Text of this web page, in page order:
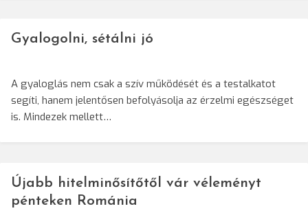
Gyalogolni, sétálni jó
A gyaloglás nem csak a szív működését és a testalkatot
segíti, hanem jelentősen befolyásolja az érzelmi egészséget
is. Mindezek mellett…
Újabb hitelminősítőtől vár véleményt
pénteken Románia